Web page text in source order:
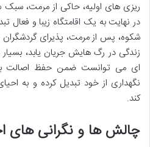
ریزی های اولیه، حاکی از مرمت، سبک
در نهایت به یک اقامتگاه زیبا و فعال
شکوه، پس از مرمت، پذیرای گردشگران
زندگی در رگ هایش جریان یابد،
ای می توانست ضمن حفظ اصالت
نگهداری از خود تبدیل کرده و به
کند.
چالش ها و نگرانی های